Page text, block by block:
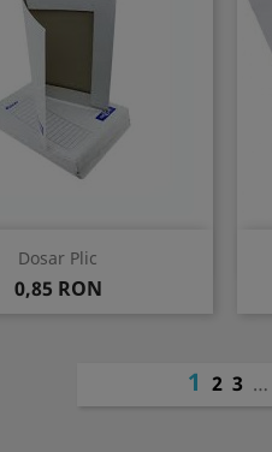
Dosar Plic
Pret
0,85 RON
Vizualizare rapida
1 2 3 …